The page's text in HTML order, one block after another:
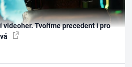
Tvoříme precedent i pro